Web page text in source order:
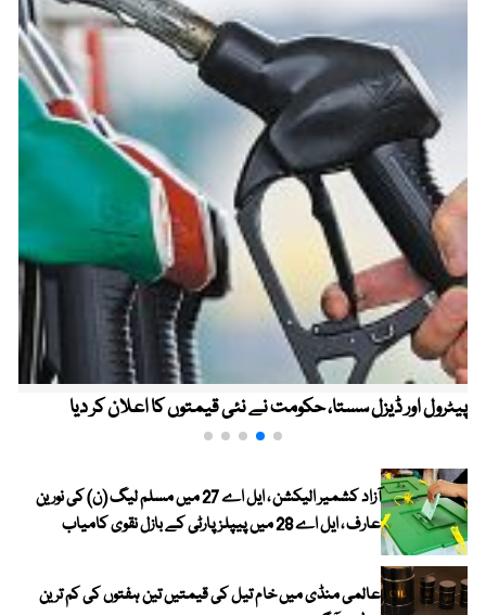
پیٹرول اور ڈیزل سستا، حکومت نے نئی قیمتوں کا اعلان کر دیا
آزاد کشمیر الیکشن ، ایل اے 27 میں مسلم لیگ (ن) کی نورین
عارف ، ایل اے 28 میں پیپلز پارٹی کے بازل نقوی کامیاب
عالمی منڈی میں خام تیل کی قیمتیں تین ہفتوں کی کم ترین